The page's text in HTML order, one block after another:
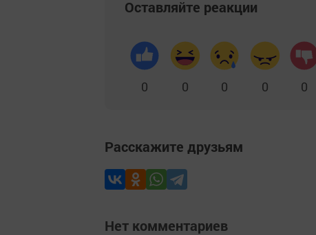
Оставляйте реакции
0 0 0 0 0
Расскажите друзьям
Нет комментариев